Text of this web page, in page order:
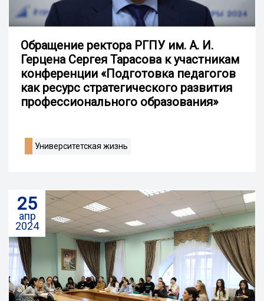
Обращение ректора РГПУ им. А. И.
Герцена Сергея Тарасова к участникам
конференции «Подготовка педагогов
как ресурс стратегического развития
профессионального образования»
Университетская жизнь
25
апр
2024